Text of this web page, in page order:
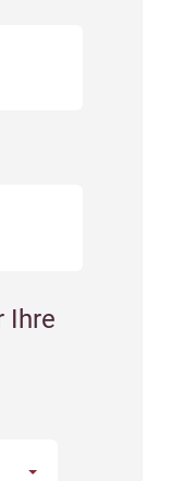
Ihre